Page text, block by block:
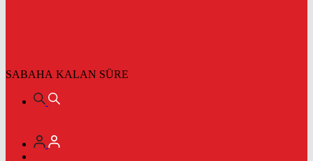
SABAHA KALAN SÜRE